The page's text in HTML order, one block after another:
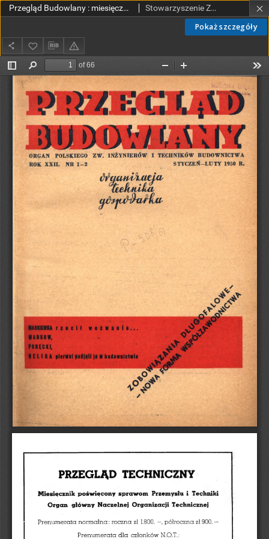
Pokaż szczegóły
Przegląd Budowlany : miesięcznik poświęcony sprawom budownictwa : organ Stowarzyszenia Zawodowego Przemysłowców Budowlanych R. P. R. 22 nr 1/2 (1950) Stowarzyszenie Zawodowe Przemysłowców Budowlanych Rzeczypospolitej Polskiej.